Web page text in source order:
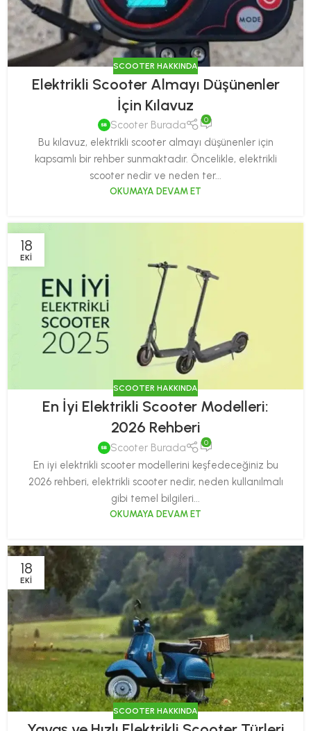
SCOOTER HAKKINDA
Elektrikli Scooter Almayı Düşünenler
İçin Kılavuz
Scooter Burada 0
Bu kılavuz, elektrikli scooter almayı düşünenler için
kapsamlı bir rehber sunmaktadır. Öncelikle, elektrikli
scooter nedir ve neden ter...
OKUMAYA DEVAM ET
18
EKI
SCOOTER HAKKINDA
En İyi Elektrikli Scooter Modelleri:
2026 Rehberi
Scooter Burada 0
En iyi elektrikli scooter modellerini keşfedeceğiniz bu
2026 rehberi, elektrikli scooter nedir, neden kullanılmalı
gibi temel bilgileri...
OKUMAYA DEVAM ET
18
EKI
SCOOTER HAKKINDA